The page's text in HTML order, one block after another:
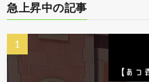
急上昇中の記事